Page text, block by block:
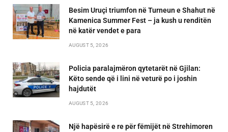
Besim Uruçi triumfon në Turneun e Shahut në
Kamenica Summer Fest – ja kush u renditën
në katër vendet e para
AUGUST 5, 2026
Policia paralajmëron qytetarët në Gjilan:
Këto sende që i lini në veturë po i joshin
hajdutët
AUGUST 5, 2026
Një hapësirë e re për fëmijët në Strehimoren